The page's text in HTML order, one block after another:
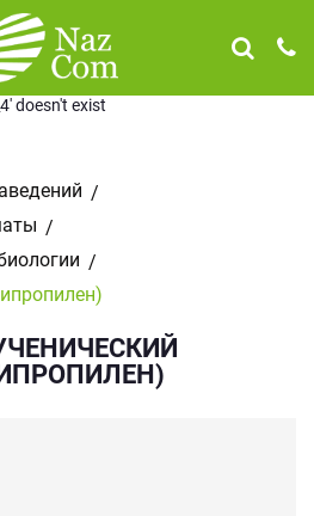
doesn't exist